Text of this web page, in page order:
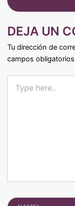
DEJA UN
Tu dirección de
campos
here..
Name*